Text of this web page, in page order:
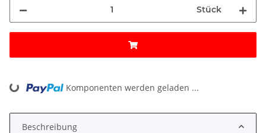
Stück
Loading... Komponenten werden geladen ...
Beschreibung